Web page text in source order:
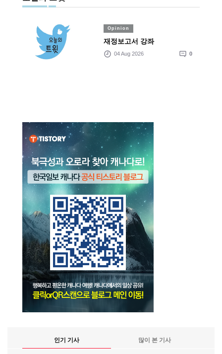
Opinion
재정보고서 강좌
04 Aug 2026 0
인기 기사 많이 본 기사